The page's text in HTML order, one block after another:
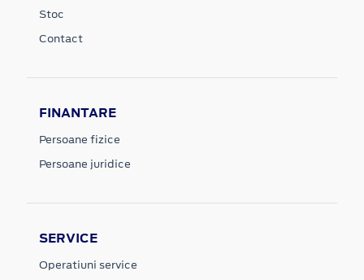
Stoc
Contact
FINANTARE
Persoane fizice
Persoane juridice
SERVICE
Operatiuni service